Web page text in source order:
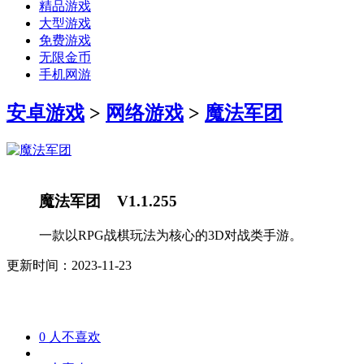
精品游戏
大型游戏
免费游戏
无限金币
手机网游
安卓游戏 > 网络游戏 > 魔法军团
魔法军团 V1.1.255
一款以RPG战棋玩法为核心的3D对战类手游。
更新时间：2023-11-23
0 人不喜欢